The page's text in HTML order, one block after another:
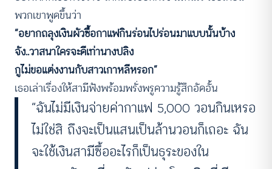
พวกเขาพูดขึ้นว่า
“อยากถลุงเงินผัวซื้อกาแฟกินร่อนไปร่อนมาแบบนั้นบ้าง
จัง..วาสนาใครจะดีเท่านางปลิง
กูไม่ขอแต่งงานกับสาวเกาหลีหรอก”
เธอเล่าเรื่องให้สามีฟังพร้อมพรั่งพรูความรู้สึกอัดอั้น
“ฉันไม่มีเงินจ่ายค่ากาแฟ 5,000 วอนกินเหรอ
ไม่ใช่สิ ถึงจะเป็นแสนเป็นล้านวอนก็เถอะ ฉัน
จะใช้เงินสามีซื้ออะไรก็เป็นธุระของใน